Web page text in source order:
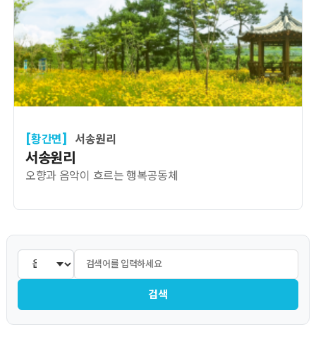
[황간면] 서송원리
서송원리
오향과 음악이 흐르는 행복공동체